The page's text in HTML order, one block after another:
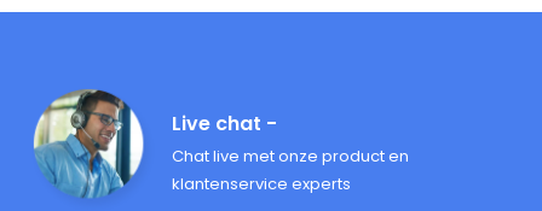
Live chat -
Chat live met onze product en
klantenservice experts